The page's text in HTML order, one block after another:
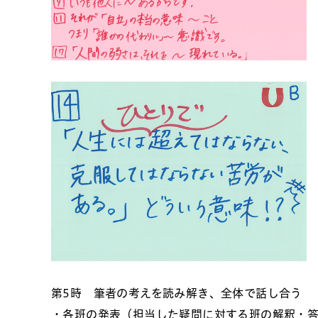
第5時 筆者の考えを読み解き、全体で話し合う
・各班の発表（担当した疑問に対する班の解釈・